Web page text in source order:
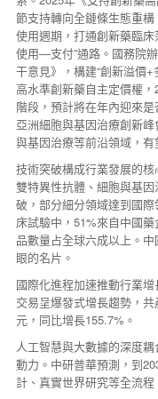
節支持轉向全鏈條生態重
使用週期，打通創新藥臨
使用—支付”通路。國務院
干意見》，構建“創新溢價
高水準創新藥自主定價權
階段，預計將在年內迎來
亞洲細胞與基因治療創新
與基因治療等前沿領域，
技術突破構成行業發展的
雙特異性抗體、細胞與基
破，部分細分領域達到國
床試驗中，51%來自中國
品數量占全球六成以上。
眼的名片。
國際化進程加速推動行業
交易呈爆發式增長趨勢，
元，同比增長155.7%。
人工智慧與大數據的深度
動力。中研普華預測，到
計、真實世界研究等全流